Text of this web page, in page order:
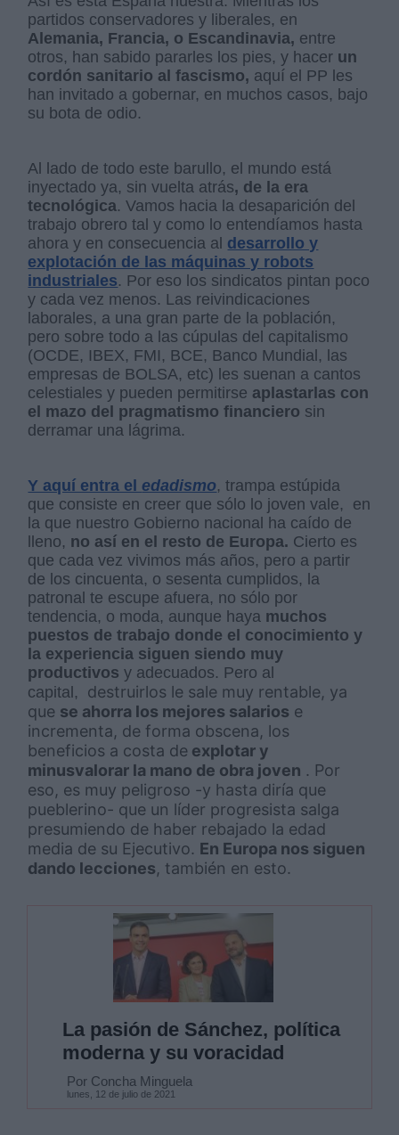
partidos conservadores y liberales, en
Alemania, Francia, o Escandinavia, entre
otros, han sabido pararles los pies, y hacer un
cordón sanitario al fascismo, aquí el PP les
han invitado a gobernar, en muchos casos, bajo
su bota de odio.
Al lado de todo este barullo, el mundo está
inyectado ya, sin vuelta atrás, de la era
tecnológica. Vamos hacia la desaparición del
trabajo obrero tal y como lo entendíamos hasta
ahora y en consecuencia al desarrollo y
explotación de las máquinas y robots
industriales. Por eso los sindicatos pintan poco
y cada vez menos. Las reivindicaciones
laborales, a una gran parte de la población,
pero sobre todo a las cúpulas del capitalismo
(OCDE, IBEX, FMI, BCE, Banco Mundial, las
empresas de BOLSA, etc) les suenan a cantos
celestiales y pueden permitirse aplastarlas con
el mazo del pragmatismo financiero sin
derramar una lágrima.
Y aquí entra eledadismo, trampa estúpida
que consiste en creer que sólo lo joven vale, en
la que nuestro Gobierno nacional ha caído de
lleno, no así en el resto de Europa. Cierto es
que cada vez vivimos más años, pero a partir
de los cincuenta, o sesenta cumplidos, la
patronal te escupe afuera, no sólo por
tendencia, o moda, aunque haya muchos
puestos de trabajo donde el conocimiento y
la experiencia siguen siendo muy
productivos y adecuados. Pero al
capital,
destruirlos le sale muy rentable, ya
que se ahorra los mejores salarios e
incrementa, de forma obscena, los
beneficios a costa de explotar y
minusvalorar la mano de obra joven . Por
eso, es muy peligroso -y hasta diría que
pueblerino- que un líder progresista salga
presumiendo de haber rebajado la edad
media de su Ejecutivo. En Europa nos siguen
dando lecciones, también en esto.
La pasión de Sánchez, política
moderna y su voracidad
Por Concha Minguela
lunes, 12 de julio de 2021